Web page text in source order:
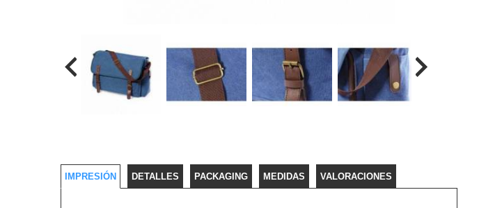
IMPRESIÓN DETALLES PACKAGING MEDIDAS VALORACIONES